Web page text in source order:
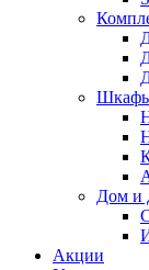
Дом и
Акции